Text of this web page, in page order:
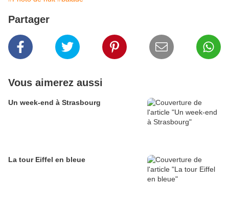
Partager
Vous aimerez aussi
Un week-end à Strasbourg
La tour Eiffel en bleue